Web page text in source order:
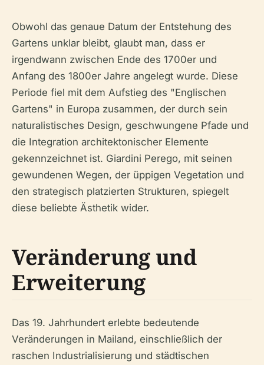
Obwohl das genaue Datum der Entstehung des
Gartens unklar bleibt, glaubt man, dass er
irgendwann zwischen Ende des 1700er und
Anfang des 1800er Jahre angelegt wurde. Diese
Periode fiel mit dem Aufstieg des "Englischen
Gartens" in Europa zusammen, der durch sein
naturalistisches Design, geschwungene Pfade und
die Integration architektonischer Elemente
gekennzeichnet ist. Giardini Perego, mit seinen
gewundenen Wegen, der üppigen Vegetation und
den strategisch platzierten Strukturen, spiegelt
diese beliebte Ästhetik wider.
Veränderung und
Erweiterung
Das 19. Jahrhundert erlebte bedeutende
Veränderungen in Mailand, einschließlich der
raschen Industrialisierung und städtischen